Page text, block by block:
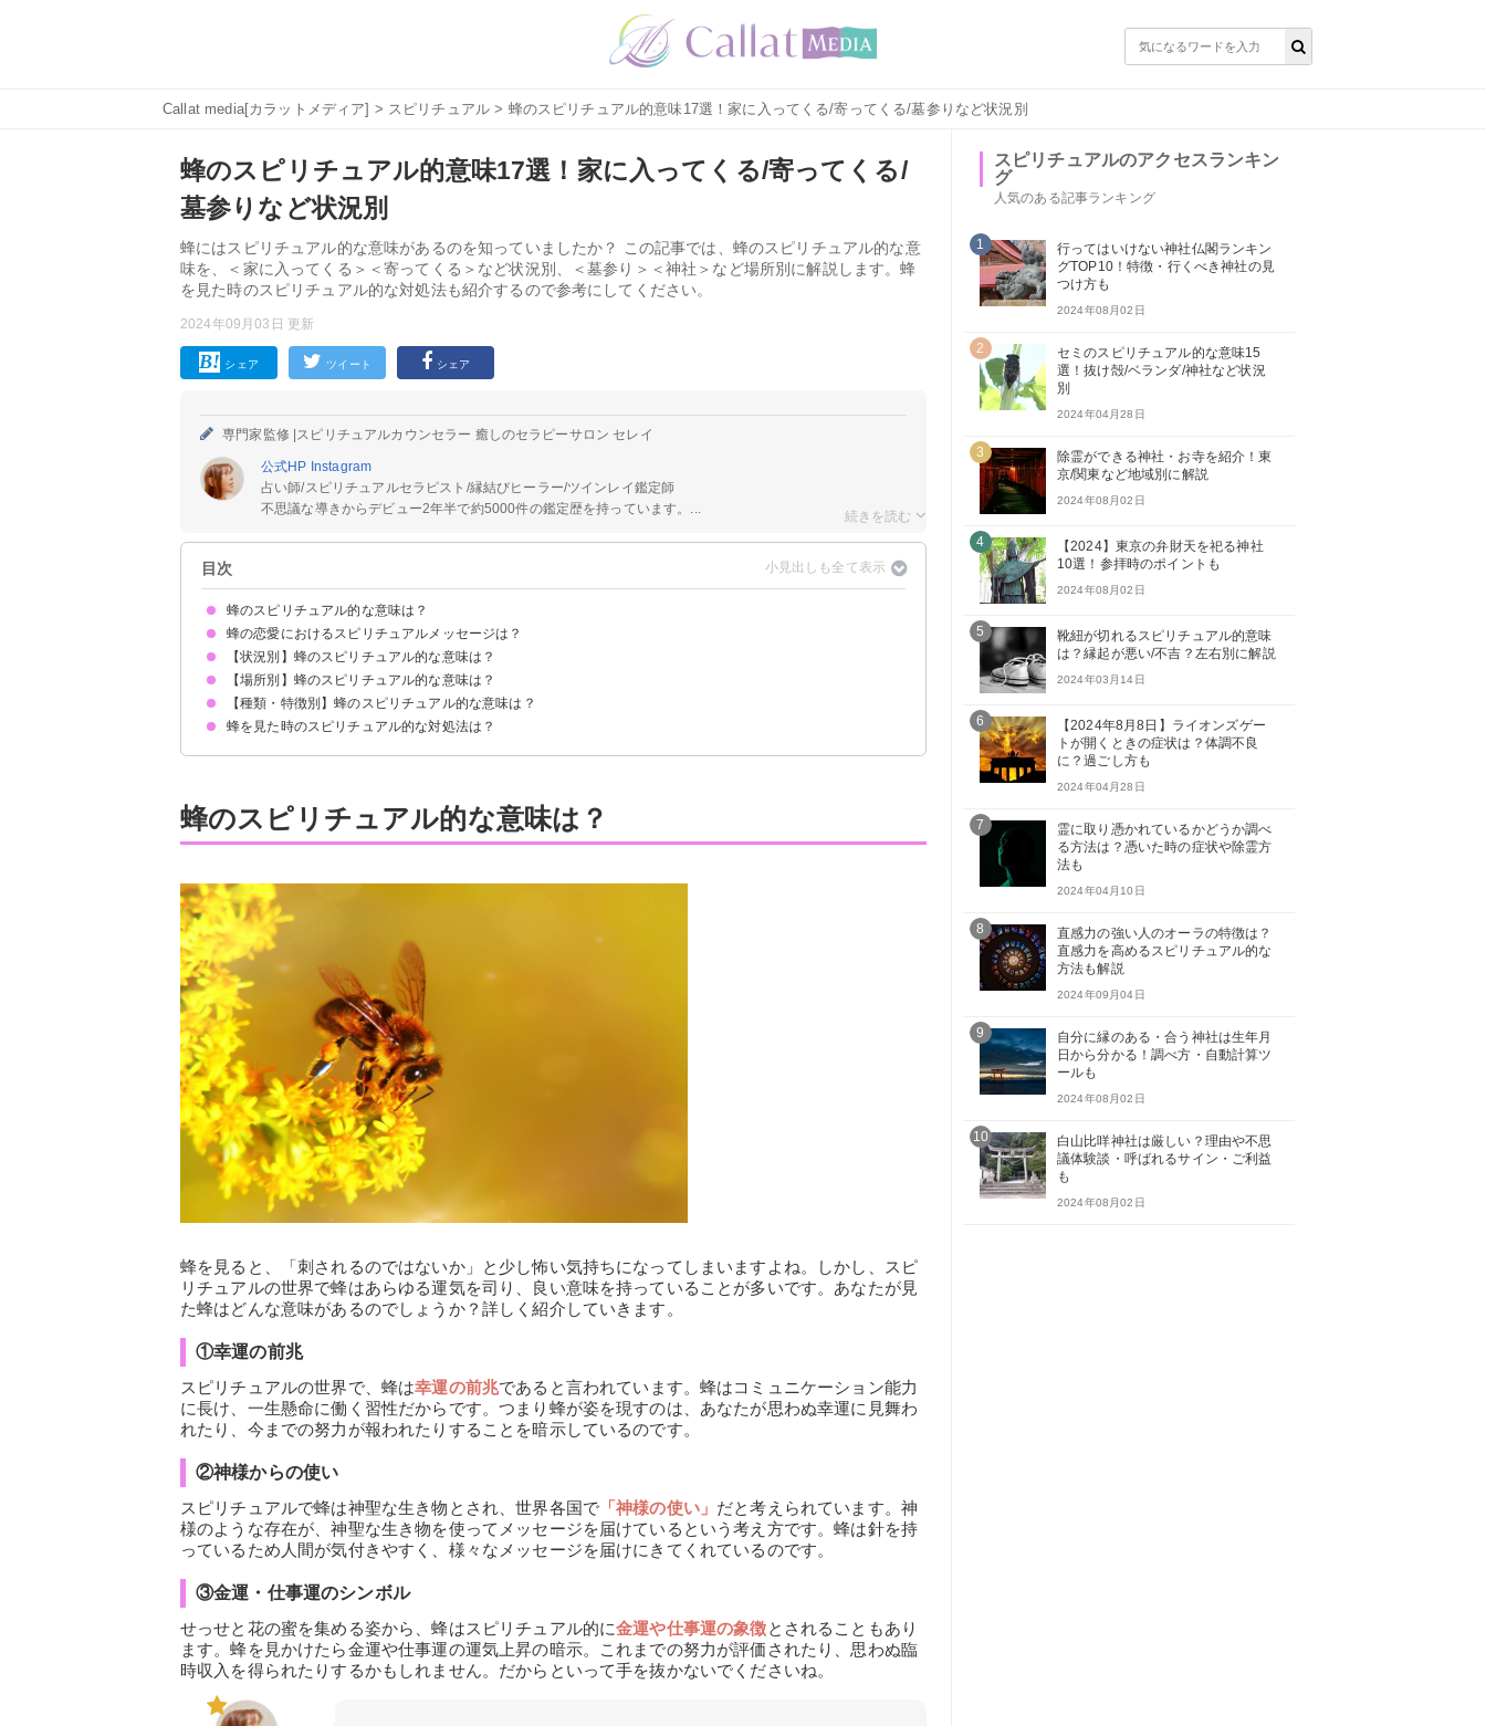
Callat media[カラットメディア] > スピリチュアル > 蜂のスピリチュアル的意味17選！家に入ってくる/寄ってくる/墓参りなど状況別
蜂のスピリチュアル的意味17選！家に入ってくる/寄ってくる/
墓参りなど状況別
蜂にはスピリチュアル的な意味があるのを知っていましたか？ この記事では、蜂のスピリチュアル的な意
味を、＜家に入ってくる＞＜寄ってくる＞など状況別、＜墓参り＞＜神社＞など場所別に解説します。蜂
を見た時のスピリチュアル的な対処法も紹介するので参考にしてください。
2024年09月03日 更新
シェア ツイート シェア
専門家監修 | スピリチュアルカウンセラー 癒しのセラピーサロン セレイ
公式HP Instagram
占い師/スピリチュアルセラピスト/縁結びヒーラー/ツインレイ鑑定師
不思議な導きからデビュー2年半で約5000件の鑑定歴を持っています。...
目次
蜂のスピリチュアル的な意味は？
①幸運の前兆
②神様からの使い
③金運・仕事運のシンボル
④夢・願いが叶う
⑤健康運が上昇する
状況によって意味が決まる
蜂の恋愛におけるスピリチュアルメッセージは？
恋愛運UP
【状況別】蜂のスピリチュアル的な意味は？
蜂が家に入ってくるスピリチュアル的意味
蜂が寄ってくるスピリチュアル的意味
蜂が体に止まるスピリチュアル的意味
蜂に刺されるスピリチュアル的意味
蜂の巣のスピリチュアル的意味
蜂を殺してしまうスピリチュアル的意味
蜂のつがいのスピリチュアル的意味
【場所別】蜂のスピリチュアル的な意味は？
お墓参りで蜂を見るスピリチュアル的意味
お寺・神社で蜂を見るスピリチュアル的意味
玄関で蜂を見るスピリチュアル的意味
車で蜂を見るスピリチュアル的意味
【種類・特徴別】蜂のスピリチュアル的な意味は？
アシナガバチのスピリチュアル的意味
ミツバチのスピリチュアル的意味
スズメバチのスピリチュアル的意味
クマバチのスピリチュアル的意味
黒い蜂のスピリチュアル的意味
死んだ蜂のスピリチュアル的意味
蜂を見た時のスピリチュアル的な対処法は？
蜂のスピリチュアル的な意味は？
蜂を見ると、「刺されるのではないか」と少し怖い気持ちになってしまいますよね。しかし、スピ
リチュアルの世界で蜂はあらゆる運気を司り、良い意味を持っていることが多いです。あなたが見
た蜂はどんな意味があるのでしょうか？詳しく紹介していきます。
①幸運の前兆
スピリチュアルの世界で、蜂は幸運の前兆であると言われています。蜂はコミュニケーション能力
に長け、一生懸命に働く習性だからです。つまり蜂が姿を現すのは、あなたが思わぬ幸運に見舞わ
れたり、今までの努力が報われたりすることを暗示しているのです。
②神様からの使い
スピリチュアルで蜂は神聖な生き物とされ、世界各国で 「神様の使い」 だと考えられています。神
様のような存在が、神聖な生き物を使ってメッセージを届けているという考え方です。蜂は針を持
っているため人間が気付きやすく、様々なメッセージを届けにきてくれているのです。
③金運・仕事運のシンボル
せっせと花の蜜を集める姿から、蜂はスピリチュアル的に金運や仕事運の象徴とされることもあり
ます。蜂を見かけたら金運や仕事運の運気上昇の暗示。これまでの努力が評価されたり、思わぬ臨
時収入を得られたりするかもしれません。だからといって手を抜かないでくださいね。
スピリチュアルのアクセスランキン
グ
人気のある記事ランキング
1
行ってはいけない神社仏閣ランキン
グTOP10！特徴・行くべき神社の見
つけ方も
2024年08月02日
2
セミのスピリチュアル的な意味15
選！抜け殻/ベランダ/神社など状況
別
2024年04月28日
3
除霊ができる神社・お寺を紹介！東
京/関東など地域別に解説
2024年08月02日
4
【2024】東京の弁財天を祀る神社
10選！参拝時のポイントも
2024年08月02日
5
靴紐が切れるスピリチュアル的意味
は？縁起が悪い/不吉？左右別に解説
2024年03月14日
6
【2024年8月8日】ライオンズゲー
トが開くときの症状は？体調不良
に？過ごし方も
2024年04月28日
7
霊に取り憑かれているかどうか調べ
る方法は？憑いた時の症状や除霊方
法も
2024年04月10日
8
直感力の強い人のオーラの特徴は？
直感力を高めるスピリチュアル的な
方法も解説
2024年09月04日
9
自分に縁のある・合う神社は生年月
日から分かる！調べ方・自動計算ツ
ールも
2024年08月02日
10
白山比咩神社は厳しい？理由や不思
議体験談・呼ばれるサイン・ご利益
も
2024年08月02日